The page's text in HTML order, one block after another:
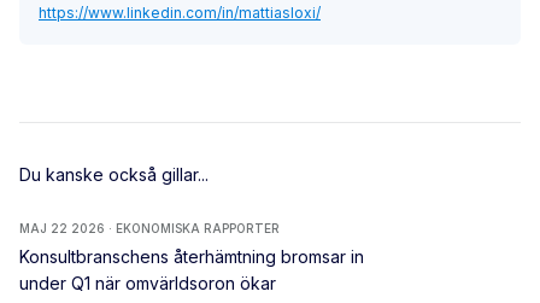
https://www.linkedin.com/in/mattiasloxi/
Du kanske också gillar...
MAJ 22 2026 · EKONOMISKA RAPPORTER
Konsultbranschens återhämtning bromsar in
under Q1 när omvärldsoron ökar